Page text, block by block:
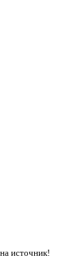
источник!